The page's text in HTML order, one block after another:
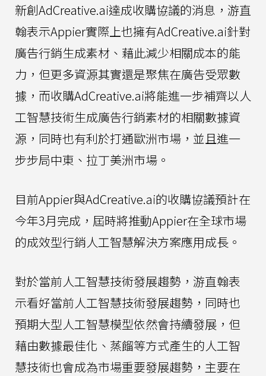
新創AdCreative.ai達成收購協議的消息，游直
翰表示Appier實際上也擁有AdCreative.ai針對
廣告行銷生成素材、藉此減少相關成本的能
力，但更多資源其實還是聚焦在廣告受眾數
據，而收購AdCreative.ai將能進一步補齊以人
工智慧技術生成廣告行銷素材的相關數據資
源，同時也有利於打通歐洲市場，並且進一
步步局中東、拉丁美洲市場。
目前Appier與AdCreative.ai的收購協議預計在
今年3月完成，屆時將推動Appier在全球市場
的成效型行銷人工智慧解決方案應用成長。
對於當前人工智慧技術發展趨勢，游直翰表
示看好當前人工智慧技術發展趨勢，同時也
預期大型人工智慧模型依然會持續發展，但
藉由數據最佳化、蒸餾等方式產生的人工智
慧技術也會成為市場重要發展趨勢，主要在